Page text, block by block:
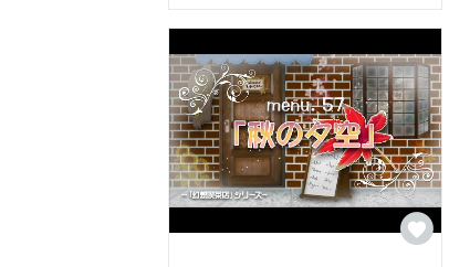
●大変申し訳有りませんが、作業
https://coconala.com/blogs/
今まで勤めてきた何社かでの仕事